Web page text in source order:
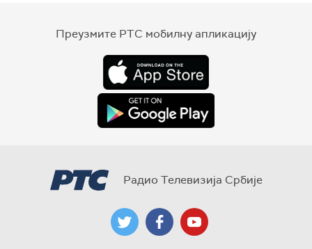
Преузмите РТС мобилну апликацију
Радио Телевизија Србије